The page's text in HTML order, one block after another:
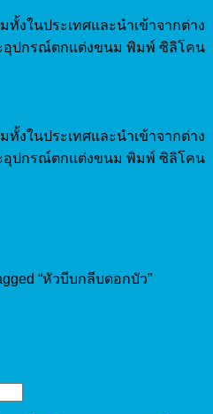
งในประเทศและนำเข้าจากต่าง
อุปกรณ์ตกแต่งขนม พิมพ์ ซิลิโคน
งในประเทศและนำเข้าจากต่าง
อุปกรณ์ตกแต่งขนม พิมพ์ ซิลิโคน
“หัวบีบกลีบดอกบัว”